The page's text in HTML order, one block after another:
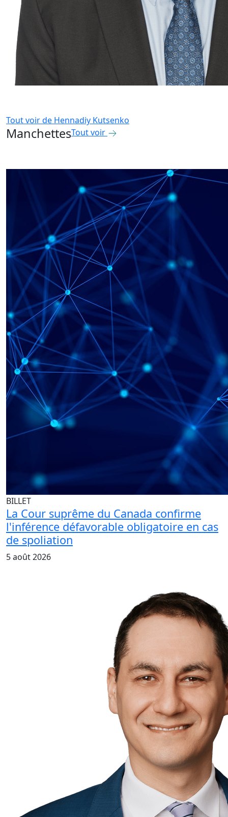
Tout voir de Hennadiy Kutsenko
ManchettesTout voir
BILLET
La Cour suprême du Canada confirme
l'inférence défavorable obligatoire en cas
de spoliation
5 août 2026